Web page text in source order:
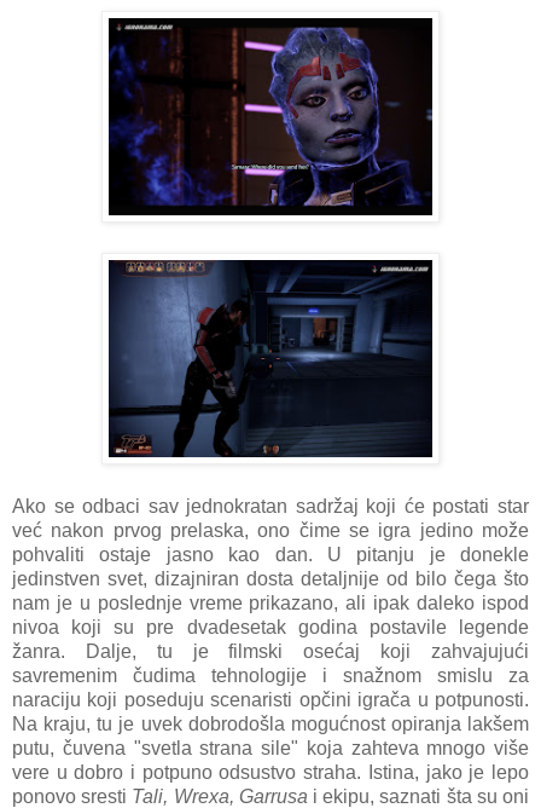
Ako se odbaci sav jednokratan sadržaj koji će postati star
već nakon prvog prelaska, ono čime se igra jedino može
pohvaliti ostaje jasno kao dan. U pitanju je donekle
jedinstven svet, dizajniran dosta detaljnije od bilo čega što
nam je u poslednje vreme prikazano, ali ipak daleko ispod
nivoa koji su pre dvadesetak godina postavile legende
žanra. Dalje, tu je filmski osećaj koji zahvajujući
savremenim čudima tehnologije i snažnom smislu za
naraciju koji poseduju scenaristi opčini igrača u potpunosti.
Na kraju, tu je uvek dobrodošla mogućnost opiranja lakšem
putu, čuvena "svetla strana sile" koja zahteva mnogo više
vere u dobro i potpuno odsustvo straha. Istina, jako je lepo
ponovo sresti Tali, Wrexa, Garrusa i ekipu, saznati šta su oni